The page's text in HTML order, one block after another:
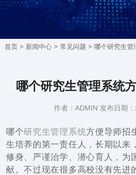
首页 > 新闻中心> 常见问题 > 哪个研究生管
哪个研究生管理系统
作者：ADMIN 发布日期
哪个研究生管理系统方便导师招
生培养的第一责任人，长期以来
修身、严谨治学、潜心育人，为
献。不过现在很多高校没有先进